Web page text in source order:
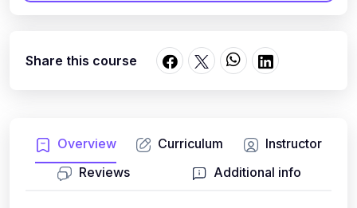
Overview Curriculum
Instructor
Reviews
Additional info
Share this course